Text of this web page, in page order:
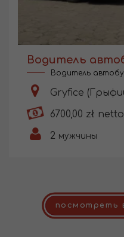
Водитель
Водитель
Gryfice
6700,00 zł netto
2 мужчины
посмотреть